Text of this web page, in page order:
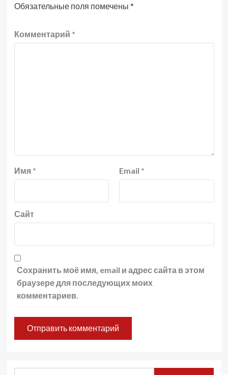
Обязательные поля помечены *
Комментарий *
Имя * Email *
Сайт
Сохранить моё имя, email и адрес сайта в этом
браузере для последующих моих
комментариев.